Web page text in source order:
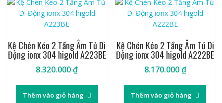
Kệ Chén Kéo 2 Tầng Âm Tủ Di
Động ionx 304 higold A223BE
8.320.000₫
Thêm vào giỏ hàng
Kệ Chén Kéo 2 Tầng Âm Tủ Di
Động ionx 304 higold A222BE
8.170.000₫
Thêm vào giỏ hàng